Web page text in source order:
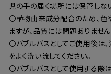
児の手の届く場所には保管しな
〇植物由来成分配合のため、色
ますが、品質には問題ありません
〇バブルバスとしてご使用後は
をよく洗い流してください。
〇バブルバスとして使用する際